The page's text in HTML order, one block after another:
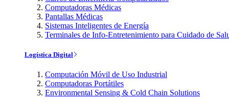
Computadoras Médicas
Pantallas Médicas
Sistemas Inteligentes de Energía
Terminales de Info-Entretenimiento para Cuidado de
Logística Digital
Computación Móvil de Uso Industrial
Computadoras Portátiles
Environmental Sensing & Cold Chain Solutions